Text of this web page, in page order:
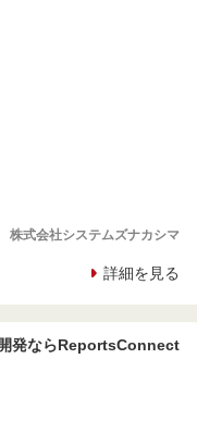
株式会社システムズナカシマ
詳細を見る
発ならReportsConnect